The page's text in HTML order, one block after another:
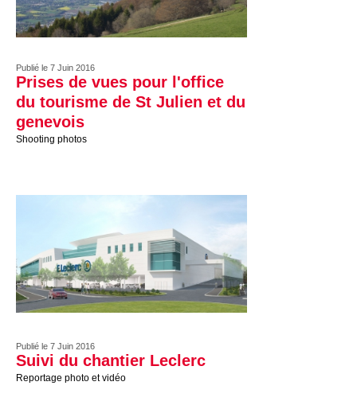
Publié le 7 Juin 2016
Prises de vues pour l'office
du tourisme de St Julien et du
genevois
Shooting photos
Publié le 7 Juin 2016
Suivi du chantier Leclerc
Reportage photo et vidéo